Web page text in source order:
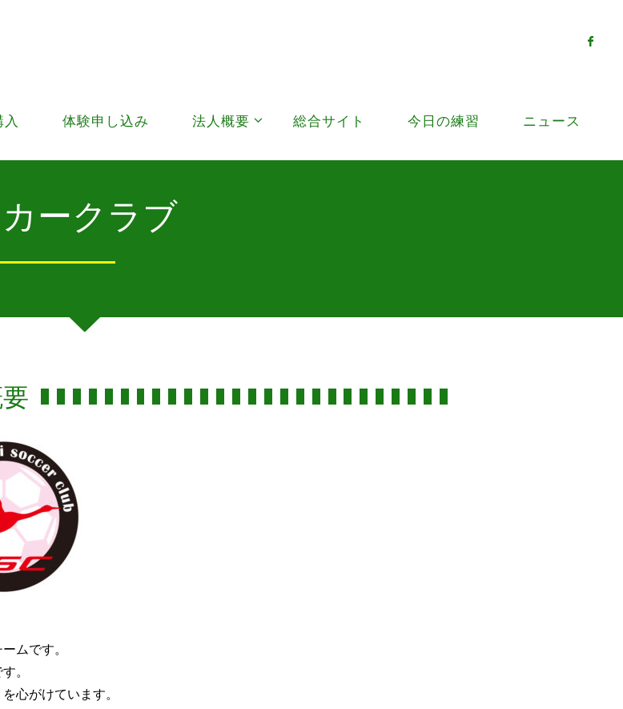
体験申し込み 法人概要 総合サイト 今日の練習 ニュース
ークラブ
ムです。
。
心がけています。